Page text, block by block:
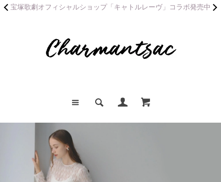
宝塚歌劇オフィシャルショップ「キャトルレーヴ」コラボ発売中